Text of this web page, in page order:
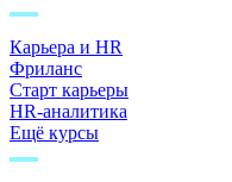
Карьера и HR
Фриланс
Старт карьеры
HR-аналитика
Ещё курсы